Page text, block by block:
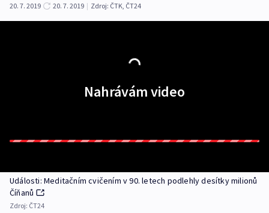
20. 7. 2019
20. 7. 2019 | Zdroj: ČTK, ČT24
Nahrávám video
Události: Meditačním cvičením v 90. letech podlehly desítky milionů
Číňanů
Zdroj: ČT24